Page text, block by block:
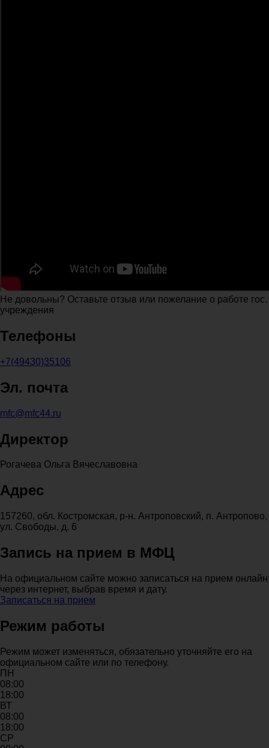
Не довольны? Оставьте отзыв или пожелание о работе гос.
учреждения
Телефоны
+7(49430)35106
Эл. почта
mfc@mfc44.ru
Директор
Рогачева Ольга Вячеславовна
Адрес
157260, обл. Костромская, р-н. Антроповский, п. Антропово,
ул. Свободы, д. 6
Запись на прием в МФЦ
На официальном сайте можно записаться на прием онлайн
через интернет, выбрав время и дату.
Записаться на прием
Режим работы
Режим может изменяться, обязательно уточняйте его на
официальном сайте или по телефону.
ПН
08:00
18:00
ВТ
08:00
18:00
СР